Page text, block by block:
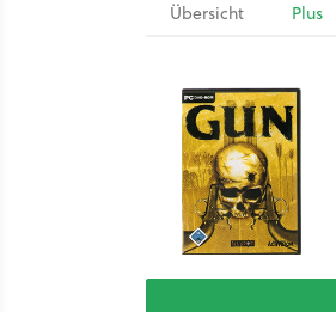
Übersicht Plus